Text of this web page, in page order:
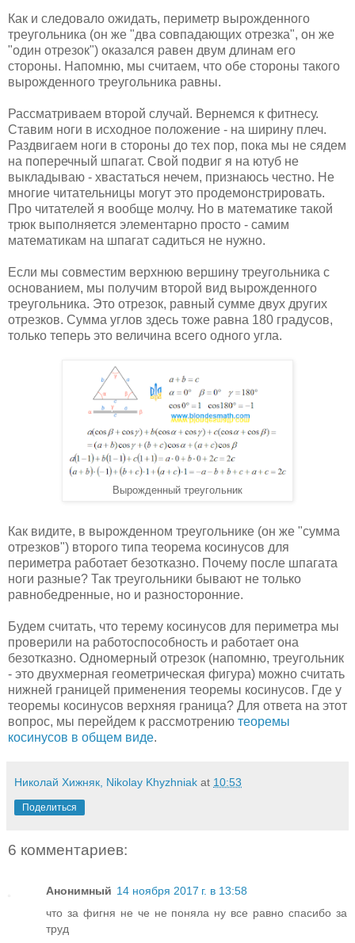
Как и следовало ожидать, периметр вырожденного
треугольника (он же "два совпадающих отрезка", он же
"один отрезок") оказался равен двум длинам его
стороны. Напомню, мы считаем, что обе стороны такого
вырожденного треугольника равны.
Рассматриваем второй случай. Вернемся к фитнесу.
Ставим ноги в исходное положение - на ширину плеч.
Раздвигаем ноги в стороны до тех пор, пока мы не сядем
на поперечный шпагат. Свой подвиг я на ютуб не
выкладываю - хвастаться нечем, признаюсь честно. Не
многие читательницы могут это продемонстрировать.
Про читателей я вообще молчу. Но в математике такой
трюк выполняется элементарно просто - самим
математикам на шпагат садиться не нужно.
Если мы совместим верхнюю вершину треугольника с
основанием, мы получим второй вид вырожденного
треугольника. Это отрезок, равный сумме двух других
отрезков. Сумма углов здесь тоже равна 180 градусов,
только теперь это величина всего одного угла.
Вырожденный треугольник
Как видите, в вырожденном треугольнике (он же "сумма
отрезков") второго типа теорема косинусов для
периметра работает безотказно. Почему после шпагата
ноги разные? Так треугольники бывают не только
равнобедренные, но и разносторонние.
Будем считать, что терему косинусов для периметра мы
проверили на работоспособность и работает она
безотказно. Одномерный отрезок (напомню, треугольник
- это двухмерная геометрическая фигура) можно считать
нижней границей применения теоремы косинусов. Где у
теоремы косинусов верхняя граница? Для ответа на этот
вопрос, мы перейдем к рассмотрению теоремы
косинусов в общем виде.
Николай Хижняк, Nikolay Khyzhniak at 10:53
Поделиться
6 комментариев:
Анонимный 14 ноября 2017 г. в 13:58
что за фигня не че не поняла ну все равно спасибо за
труд